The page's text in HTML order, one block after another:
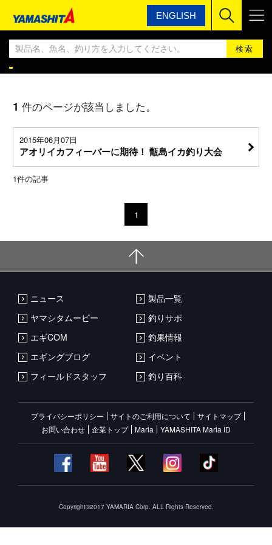
ENGLISH
ヤマシタ YAMASHITA エギングBLOG
YAMASHITA エギングBLOG
1 件のページが該当しました。
2015年06月07日
アオリイカフィーバーに期待！ 甑島イカ釣り大会
1件の記事
1
ニュース
製品一覧
ヤマシタムービー
釣りサポ
エギCOM
釣果情報
エギングブログ
イベント
フィールドスタッフ
釣り百科
プライバシーポリシー サイトのご利用について
サイトマップ
お問い合わせ
企業トップ Maria YAMASHITA Maria ID
Copyright©2017 YAMARIA Corp. ALL Rights Reserved.